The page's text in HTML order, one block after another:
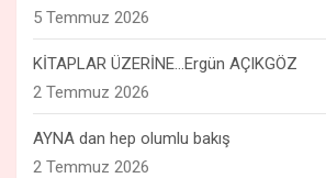
5 Temmuz 2026
KİTAPLAR ÜZERİNE…Ergün AÇIKGÖZ
2 Temmuz 2026
AYNA dan hep olumlu bakış
2 Temmuz 2026